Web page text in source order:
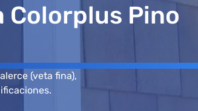
Colorplus Pino
(veta fina),